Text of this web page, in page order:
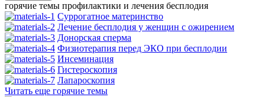
горячие темы профилактики и лечения бесплодия
Суррогатное материнство
Лечение бесплодия у женщин с ожирением
Донорская сперма
Физиотерапия перед ЭКО при бесплодии
Инсеминация
Гистероскопия
Лапароскопия
Читать еще горячие темы